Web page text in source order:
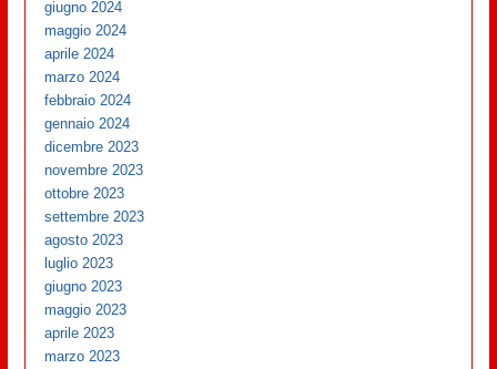
giugno 2024
maggio 2024
aprile 2024
marzo 2024
febbraio 2024
gennaio 2024
dicembre 2023
novembre 2023
ottobre 2023
settembre 2023
agosto 2023
luglio 2023
giugno 2023
maggio 2023
aprile 2023
marzo 2023